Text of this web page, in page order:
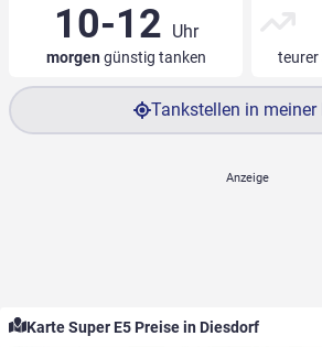
10-12 Uhr
morgengünstig tanken teurer
Tankstellen in meiner
Karte Super E5 Preise in Diesdorf